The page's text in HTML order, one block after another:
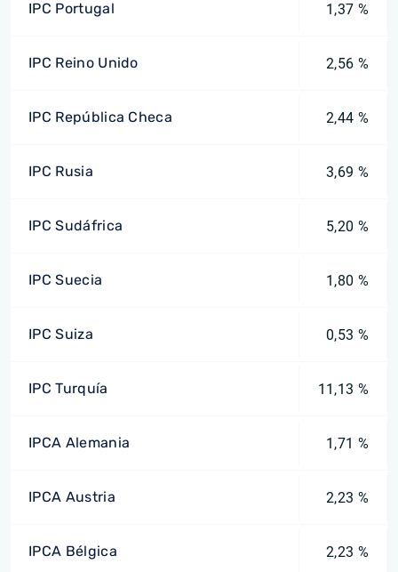
IPC Portugal 1,37 %
IPC Reino Unido 2,56 %
IPC República Checa 2,44 %
IPC Rusia 3,69 %
IPC Sudáfrica 5,20 %
IPC Suecia 1,80 %
IPC Suiza 0,53 %
IPC Turquía 11,13 %
IPCA Alemania 1,71 %
IPCA Austria 2,23 %
IPCA Bélgica 2,23 %